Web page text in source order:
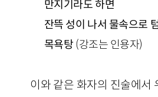
만지기라도 하면
잔뜩 성이 나서 물속으로
목욕탕 (강조는 인용자)
이와 같은 화자의 진술에서